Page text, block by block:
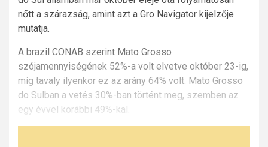
nőtt a szárazság, amint azt a Gro Navigator kijelzője
mutatja.
A brazil CONAB szerint Mato Grosso
szójamennyiségének 52%-a volt elvetve október 23-ig,
míg tavaly ilyenkor ez az arány 64% volt. Mato Grosso
do Sulban a vetés 30%-ban történt meg, szemben az
egy évvel korábbi 49%-kal.